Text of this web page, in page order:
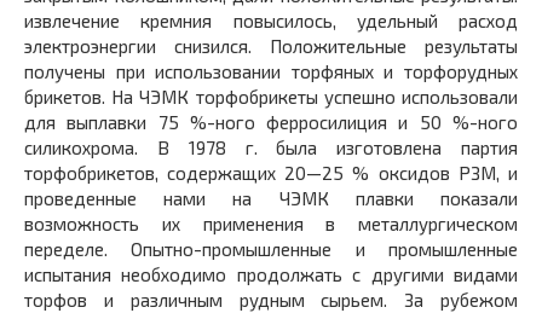
извлечение кремния повысилось, удельный расход
электроэнергии снизился. Положительные результаты
получены при использовании торфяных и торфорудных
брикетов. На ЧЭМК торфобрикеты успешно использовали
для выплавки 75 %-ного ферросилиция и 50 %-ного
силикохрома. В 1978 г. была изготовлена партия
торфобрикетов, содержащих 20—25 % оксидов РЗМ, и
проведенные нами на ЧЭМК плавки показали
возможность их применения в металлургическом
переделе. Опытно-промышленные и промышленные
испытания необходимо продолжать с другими видами
торфов и различным рудным сырьем. За рубежом